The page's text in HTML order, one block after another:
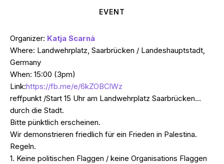
EVENT
Organizer: Katja Scarnà
Where: Landwehrplatz, Saarbrücken / Landeshauptstadt,
Germany
When: 15:00 (3pm)
Link:https://fb.me/e/6kZOBClWz
reffpunkt /Start 15 Uhr am Landwehrplatz Saarbrücken…
durch die Stadt.
Bitte pünktlich erscheinen.
Wir demonstrieren friedlich für ein Frieden in Palestina.
Regeln.
1. Keine politischen Flaggen / keine Organisations Flaggen